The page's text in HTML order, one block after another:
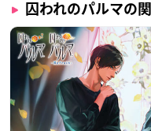
囚われのパルマの